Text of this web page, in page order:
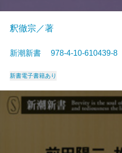
釈徹宗／著
新潮新書 978-4-10-
新書電子書籍あり